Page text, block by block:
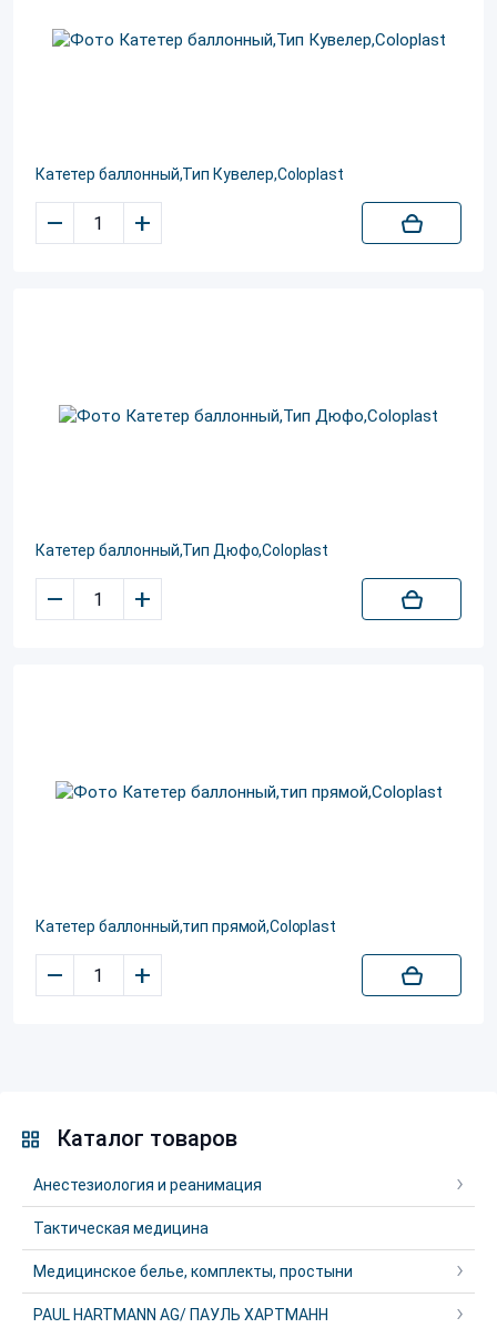
Катетер баллонный,Тип Кувелер,Coloplast
– +
Катетер баллонный,Тип Дюфо,Coloplast
– +
Катетер баллонный,тип прямой,Coloplast
– +
Каталог товаров
Анестезиология и реанимация
Тактическая медицина
Медицинское белье, комплекты, простыни
PAUL HARTMANN AG/ ПАУЛЬ ХАРТМАНН